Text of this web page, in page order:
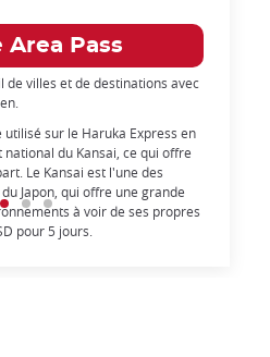
Area Pass
de villes et de destinations avec
utilisé sur le Haruka Express en
du Kansai, ce qui offre
Le Kansai est l'une des
Japon, qui offre une grande
à voir de ses propres
pour 5 jours.